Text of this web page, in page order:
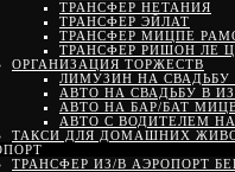
ТРАНСФЕР НЕТАНИЯ
ТРАНСФЕР ЭЙЛАТ
ТРАНСФЕР МИЦПЕ
ТРАНСФЕР РИШОН ЛЕ
ОРГАНИЗАЦИЯ ТОРЖЕСТВ
ЛИМУЗИН НА СВАДЬБУ
АВТО НА СВАДЬБУ В
АВТО НА БАР/БАТ
АВТО С ВОДИТЕЛЕМ
ТАКСИ ДЛЯ ДОМАШНИХ
ТРАНСФЕР ИЗ/В АЭРОПОРТ